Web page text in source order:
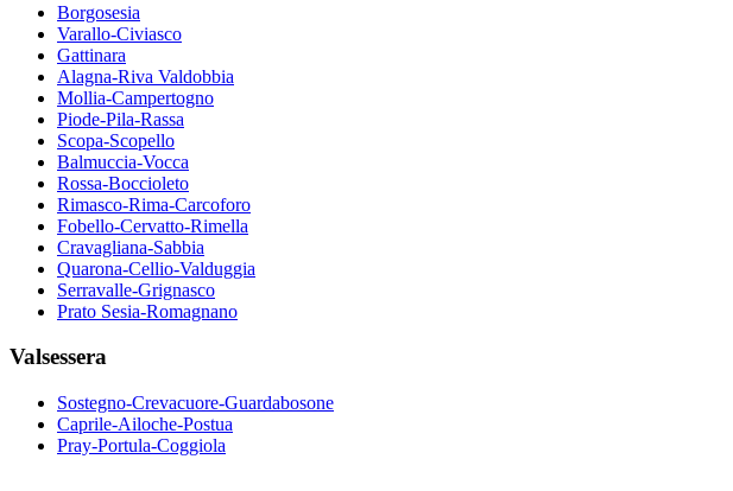
Borgosesia
Varallo-Civiasco
Gattinara
Alagna-Riva Valdobbia
Mollia-Campertogno
Piode-Pila-Rassa
Scopa-Scopello
Balmuccia-Vocca
Rossa-Boccioleto
Rimasco-Rima-Carcoforo
Fobello-Cervatto-Rimella
Cravagliana-Sabbia
Quarona-Cellio-Valduggia
Serravalle-Grignasco
Prato Sesia-Romagnano
Valsessera
Sostegno-Crevacuore-Guardabosone
Caprile-Ailoche-Postua
Pray-Portula-Coggiola